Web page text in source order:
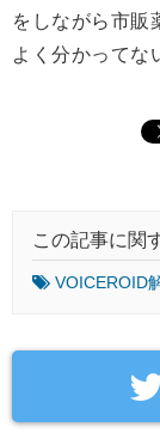
をしながら市販
よく分かってな
この記事に関
VOICEROID